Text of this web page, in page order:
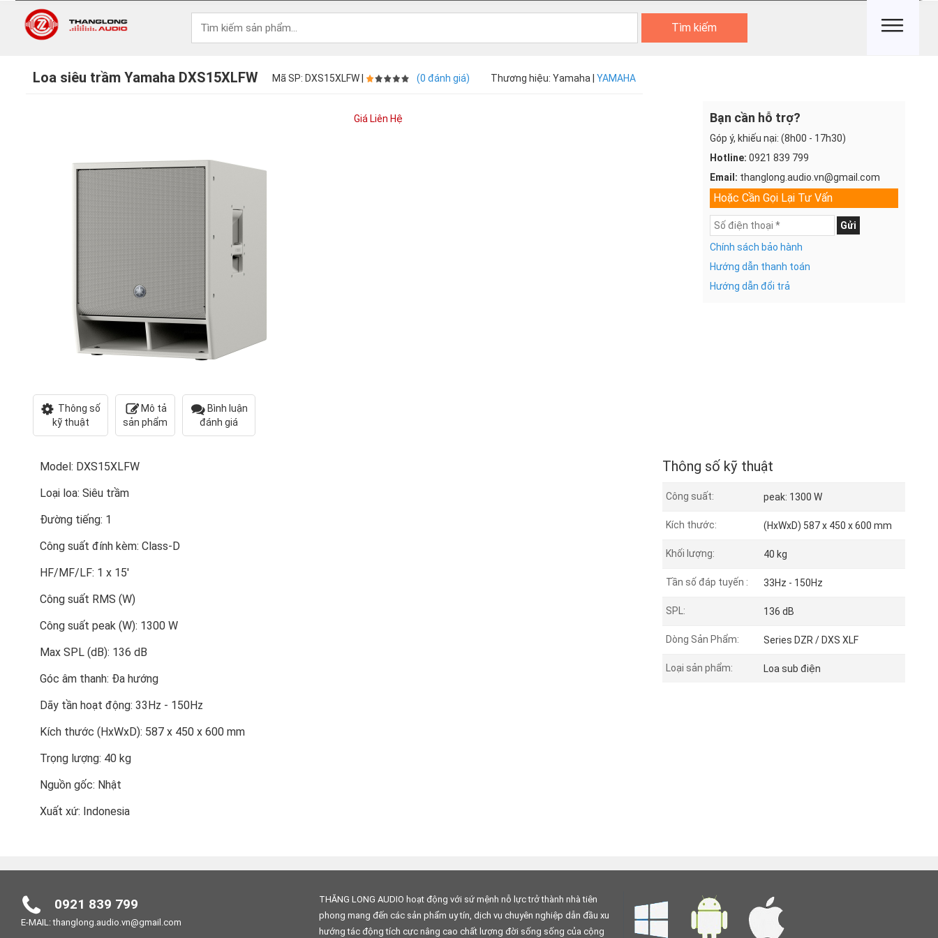
Tìm kiếm
Loa siêu trầm Yamaha DXS15XLFW Mã SP: DXS15XLFW | (0 đánh giá) Thương hiệu: Yamaha | YAMAHA
Thông số
kỹ thuật
Mô tả
sản phẩm
Bình luận
đánh giá
Giá Liên Hệ Bạn cần hỗ trợ?
Góp ý, khiếu nại: (8h00 - 17h30)
Hotline: 0921 839 799
Email: thanglong.audio.vn@gmail.com
Hoặc Cần Gọi Lại Tư Vấn
Gửi
Chính sách bảo hành
Hướng dẫn thanh toán
Hướng dẫn đổi trả
Model: DXS15XLFW
Loại loa: Siêu trầm
Đường tiếng: 1
Công suất đính kèm: Class-D
HF/MF/LF: 1 x 15'
Công suất RMS (W)
Công suất peak (W): 1300 W
Max SPL (dB): 136 dB
Góc âm thanh: Đa hướng
Dãy tần hoạt động: 33Hz - 150Hz
Kích thước (HxWxD): 587 x 450 x 600 mm
Trọng lượng: 40 kg
Nguồn gốc: Nhật
Xuất xứ: Indonesia
Thông số kỹ thuật
Công suất: peak: 1300 W
Kích thước: (HxWxD) 587 x 450 x 600 mm
Khối lượng: 40 kg
Tần số đáp tuyến : 33Hz - 150Hz
SPL: 136 dB
Dòng Sản Phẩm: Series DZR / DXS XLF
Loại sản phẩm: Loa sub điện
0921 839 799
E-MAIL: thanglong.audio.vn@gmail.com
THĂNG LONG AUDIO hoạt động với sứ mệnh nỗ lực trở thành nhà tiên
phong mang đến các sản phẩm uy tín, dịch vụ chuyên nghiệp dẫn đầu xu
hướng tác động tích cực nâng cao chất lượng đời sống sống của cộng